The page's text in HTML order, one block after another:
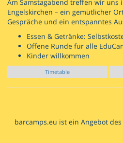
Am Samstagabend treffen wir uns
Engelskirchen – ein gemütlicher
Gespräche und ein entspanntes
Essen & Getränke:
Offene Runde für alle
Kinder willkommen
Timetable
barcamps.eu ist ein Angebot des